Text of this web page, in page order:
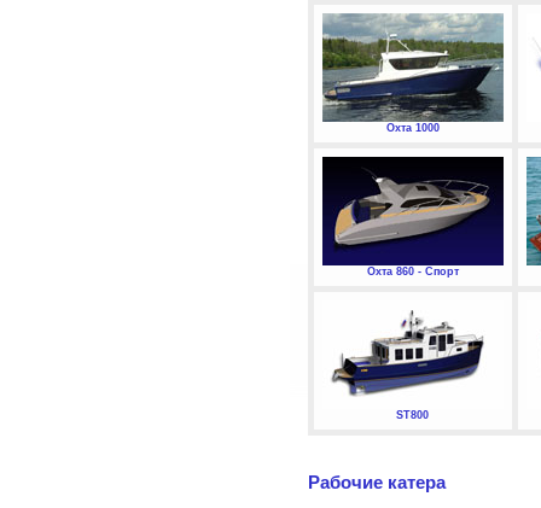
Охта 1000
Охта 860 - Спорт
ST800
Рабочие катера